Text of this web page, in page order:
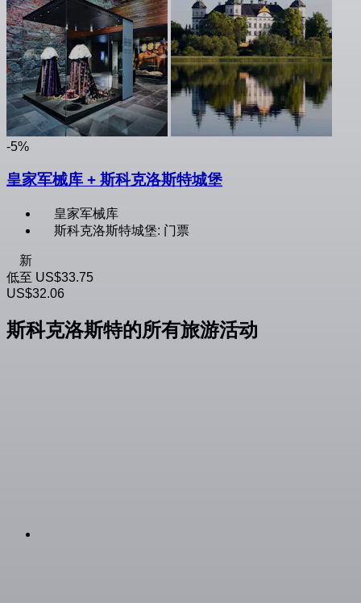
-5%
皇家军械库 + 斯科克洛斯特城堡
皇家军械库
斯科克洛斯特城堡: 门票
新
低至 US$33.75
US$32.06
斯科克洛斯特的所有旅游活动